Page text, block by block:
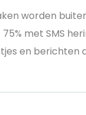
worden
met SMS
en